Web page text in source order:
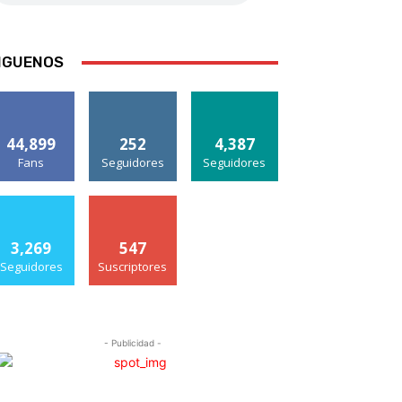
44,899
Fans
252
Seguidores
4,387
Seguidores
3,269
Seguidores
547
Suscriptores
- Publicidad -